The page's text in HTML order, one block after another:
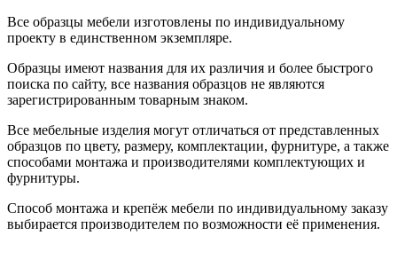
Все образцы мебели изготовлены по индивидуальному
проекту в единственном экземпляре.
Образцы имеют названия для их различия и более быстрого
поиска по сайту, все названия образцов не являются
зарегистрированным товарным знаком.
Все мебельные изделия могут отличаться от представленных
образцов по цвету, размеру, комплектации, фурнитуре, а также
способами монтажа и производителями комплектующих и
фурнитуры.
Способ монтажа и крепёж мебели по индивидуальному заказу
выбирается производителем по возможности её применения.